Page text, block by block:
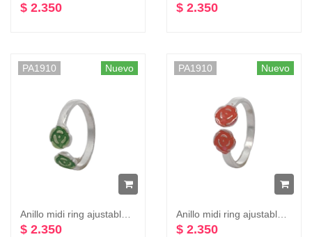
$ 2.350 $ 2.350
PA1910 Nuevo
$ 2.350
PA1910 Nuevo
$ 2.350